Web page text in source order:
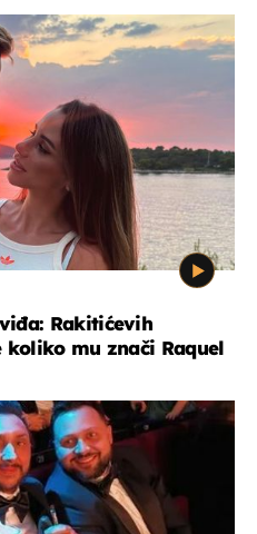
Rakitićevih
mu znači Raquel